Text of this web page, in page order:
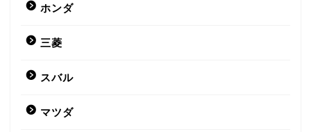
ホンダ
三菱
スバル
マツダ